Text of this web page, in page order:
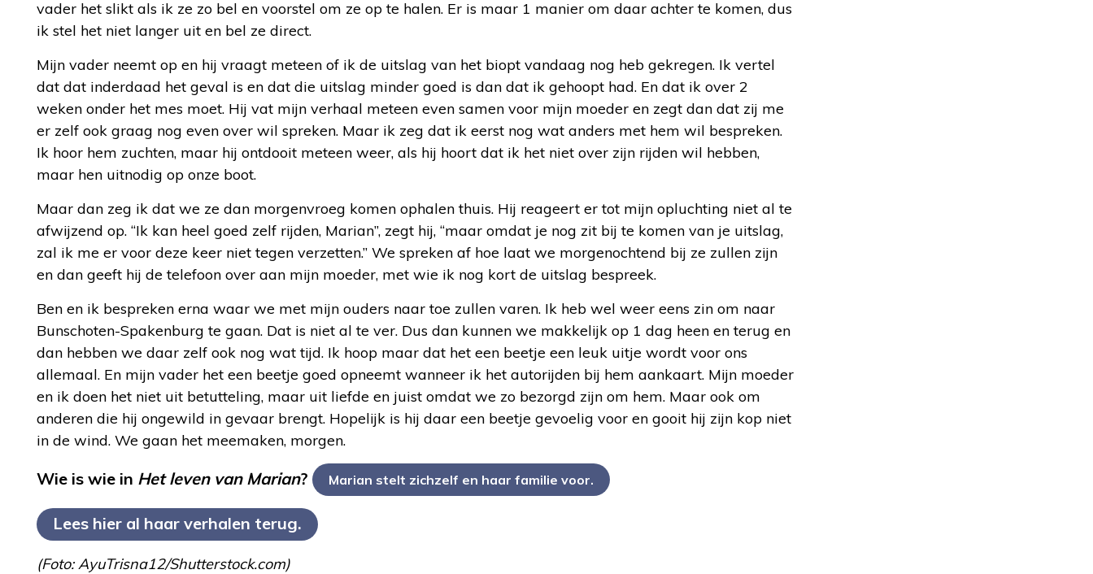
vader het slikt als ik ze zo bel en voorstel om ze op te halen. Er is maar 1 manier om daar achter te komen, dus
ik stel het niet langer uit en bel ze direct.
Mijn vader neemt op en hij vraagt meteen of ik de uitslag van het biopt vandaag nog heb gekregen. Ik vertel
dat dat inderdaad het geval is en dat die uitslag minder goed is dan dat ik gehoopt had. En dat ik over 2
weken onder het mes moet. Hij vat mijn verhaal meteen even samen voor mijn moeder en zegt dan dat zij me
er zelf ook graag nog even over wil spreken. Maar ik zeg dat ik eerst nog wat anders met hem wil bespreken.
Ik hoor hem zuchten, maar hij ontdooit meteen weer, als hij hoort dat ik het niet over zijn rijden wil hebben,
maar hen uitnodig op onze boot.
Maar dan zeg ik dat we ze dan morgenvroeg komen ophalen thuis. Hij reageert er tot mijn opluchting niet al te
afwijzend op. “Ik kan heel goed zelf rijden, Marian”, zegt hij, “maar omdat je nog zit bij te komen van je uitslag,
zal ik me er voor deze keer niet tegen verzetten.” We spreken af hoe laat we morgenochtend bij ze zullen zijn
en dan geeft hij de telefoon over aan mijn moeder, met wie ik nog kort de uitslag bespreek.
Ben en ik bespreken erna waar we met mijn ouders naar toe zullen varen. Ik heb wel weer eens zin om naar
Bunschoten-Spakenburg te gaan. Dat is niet al te ver. Dus dan kunnen we makkelijk op 1 dag heen en terug en
dan hebben we daar zelf ook nog wat tijd. Ik hoop maar dat het een beetje een leuk uitje wordt voor ons
allemaal. En mijn vader het een beetje goed opneemt wanneer ik het autorijden bij hem aankaart. Mijn moeder
en ik doen het niet uit betutteling, maar uit liefde en juist omdat we zo bezorgd zijn om hem. Maar ook om
anderen die hij ongewild in gevaar brengt. Hopelijk is hij daar een beetje gevoelig voor en gooit hij zijn kop niet
in de wind. We gaan het meemaken, morgen.
Wie is wie in Het leven van Marian? Marian stelt zichzelf en haar familie voor.
Lees hier al haar verhalen terug.
(Foto: AyuTrisna12/Shutterstock.com)